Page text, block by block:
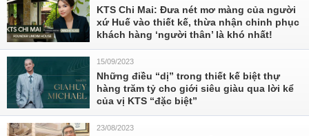
KTS Chi Mai: Đưa nét mơ màng của người
xứ Huế vào thiết kế, thừa nhận chinh phục
khách hàng ‘người thân’ là khó nhất!
15/09/2023
Những điều “dị” trong thiết kế biệt thự
hàng trăm tỷ cho giới siêu giàu qua lời kể
của vị KTS “đặc biệt”
23/08/2023